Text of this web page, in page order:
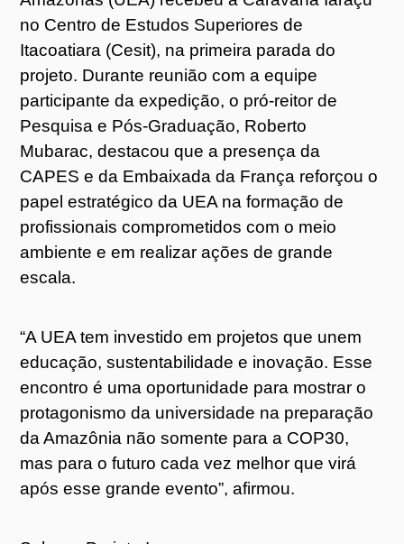
no Centro de Estudos Superiores de
Itacoatiara (Cesit), na primeira parada do
projeto. Durante reunião com a equipe
participante da expedição, o pró-reitor de
Pesquisa e Pós-Graduação, Roberto
Mubarac, destacou que a presença da
CAPES e da Embaixada da França reforçou o
papel estratégico da UEA na formação de
profissionais comprometidos com o meio
ambiente e em realizar ações de grande
escala.
“A UEA tem investido em projetos que unem
educação, sustentabilidade e inovação. Esse
encontro é uma oportunidade para mostrar o
protagonismo da universidade na preparação
da Amazônia não somente para a COP30,
mas para o futuro cada vez melhor que virá
após esse grande evento”, afirmou.